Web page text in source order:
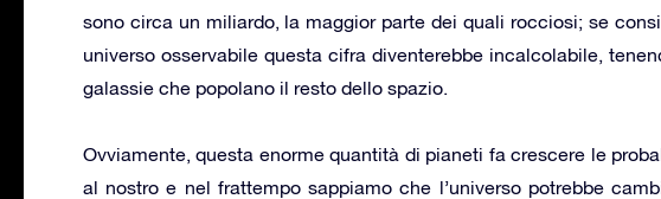
sono circa un miliardo, la maggior parte dei quali rocciosi; se
universo osservabile questa cifra diventerebbe incalcolabile,
galassie che popolano il resto dello spazio.
Ovviamente, questa enorme quantità di pianeti fa crescere le
al nostro e nel frattempo sappiamo che l’universo potrebbe